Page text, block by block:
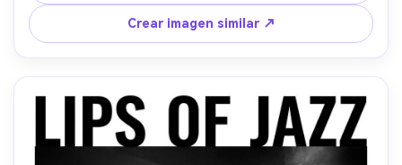
el título arriba, capturada con 85mm f/1.4, ultra-realista,
atmósfera moderna de thriller-romance --ar 4:5
Crear imagen similar ↗